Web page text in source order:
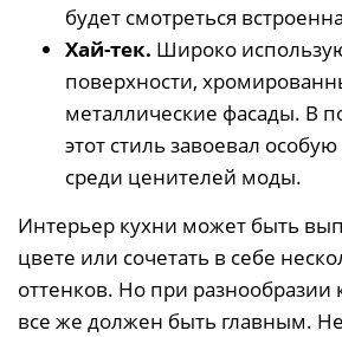
будет смотреться
Хай-тек. Широко
поверхности,
металлические фасады. В
этот стиль завоевал
среди ценителей моды.
Интерьер кухни может быть
цвете или сочетать в себе
оттенков. Но при разнообразии
все же должен быть главным.